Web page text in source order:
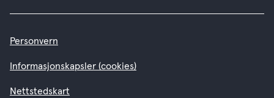
Personvern
Informasjonskapsler (cookies)
Nettstedskart